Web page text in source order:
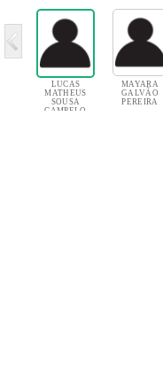
LUCAS
MATHEUS
SOUSA
CAMPELO
MAYARA
GALVÃO
PEREIRA